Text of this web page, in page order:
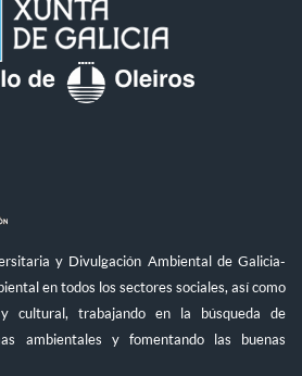
y Divulgación Ambiental de Galicia-
en todos los sectores sociales, así como
cultural, trabajando en la búsqueda de
ambientales y fomentando las buenas